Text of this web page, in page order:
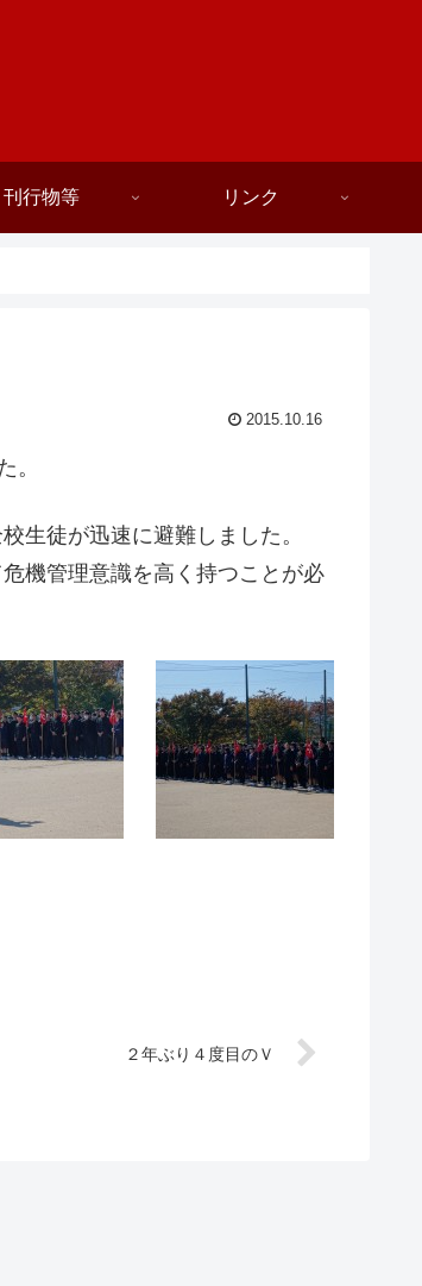
刊行物等 リンク
2015.10.16
。
生徒が迅速に避難しました。
機管理意識を高く持つことが必
２年ぶり４度目のＶ